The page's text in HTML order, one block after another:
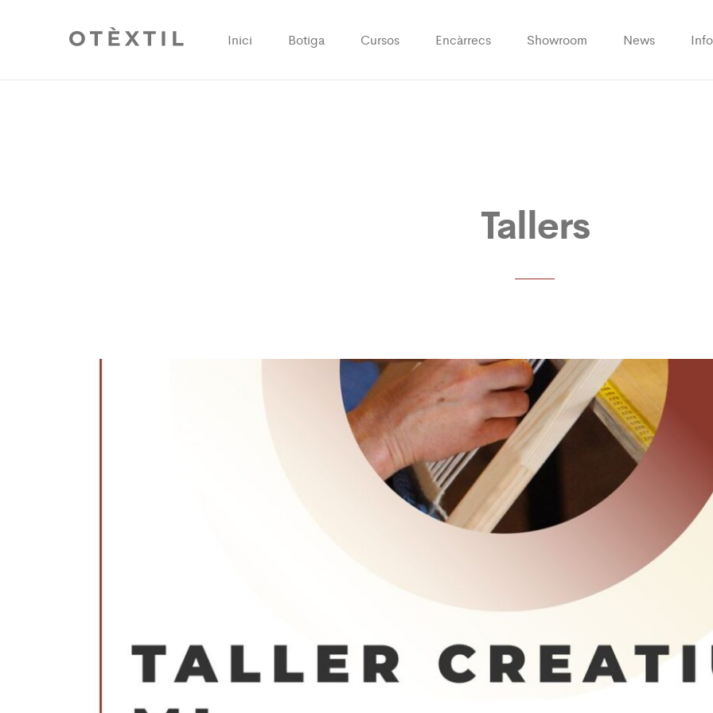
Inici Botiga Cursos Encàrrecs Showroom News Info
Tallers